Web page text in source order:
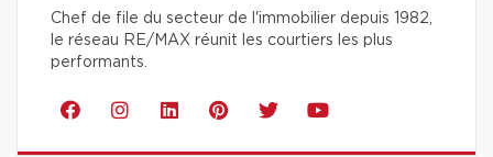
Chef de file du secteur de l'immobilier depuis 1982,
le réseau RE/MAX réunit les courtiers les plus
performants.